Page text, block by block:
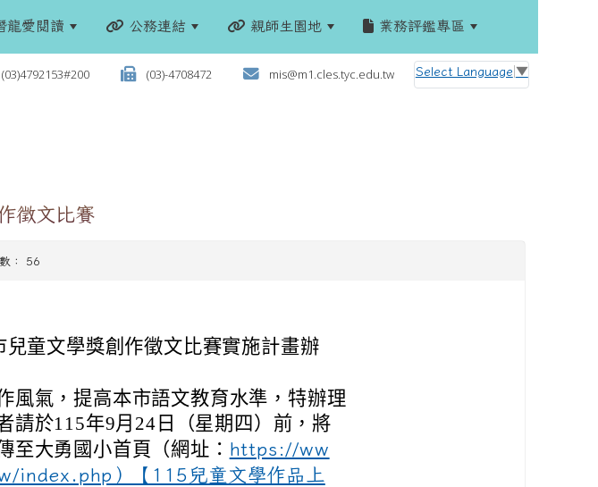
龍愛閱讀 公務連結 親師生園地 業務評鑑專區
(03)4792153#200 (03)-4708472 mis@m1.cles.tyc.edu.tw Select Language ▼
徵文比賽
： 56
兒童文學獎創作徵文比賽實施計畫辦
風氣，提高本市語文教育水準，特辦理
請於115年9月24日（星期四）前，將
至大勇國小首頁（網址： https://ww
）【115兒童文學作品上